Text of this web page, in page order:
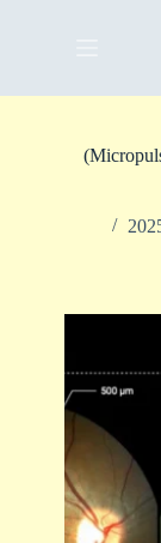
العلاج بالليزر النبضي الدقيق (Micropulse Photocoagulation)